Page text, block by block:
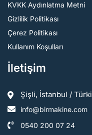
KVKK Aydınlatma Metni
Gizlilik Politikası
Çerez Politikası
Kullanım Koşulları
İletişim
Şişli, İstanbul /
info@birmakine.com
0540 200 07 24